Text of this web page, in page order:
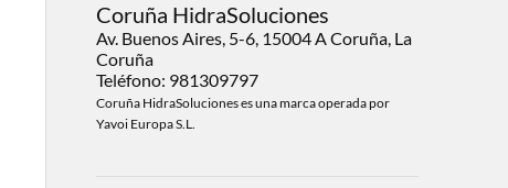
Coruña HidraSoluciones
Av. Buenos Aires, 5-6, 15004 A Coruña, La
Coruña
Teléfono: 981309797
Coruña HidraSoluciones es una marca operada por
Yavoi Europa S.L.